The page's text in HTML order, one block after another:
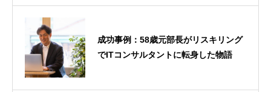
成功事例：58歳元部長がリスキリング
でITコンサルタントに転身した物語